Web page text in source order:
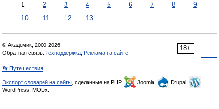
1 2 3 4 5 6 7 8
9
10
11 12 13
18+
© Академик, 2000-2026
Обратная связь: Техподдержка Реклама на сайте
👣 Путешествия
Экспорт словарей на сайты , сделанные на PHP, Joomla,
Drupal,
WordPress, MODx.